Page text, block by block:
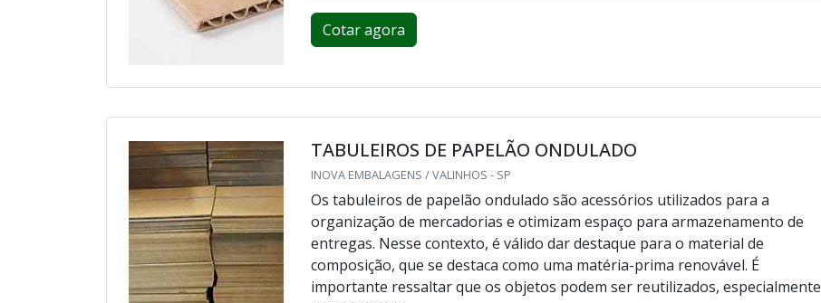
Cotar agora
TABULEIROS DE PAPELÃO ONDULADO
INOVA EMBALAGENS / VALINHOS - SP
Os tabuleiros de papelão ondulado são acessórios utilizados para a
organização de mercadorias e otimizam espaço para armazenamento de
entregas. Nesse contexto, é válido dar destaque para o material de
composição, que se destaca como uma matéria-prima renovável. É
importante ressaltar que os objetos podem ser reutilizados, especialmente